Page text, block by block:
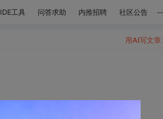
IDE工具 问答求助 内推招聘 社区公告 ...
用AI写文章